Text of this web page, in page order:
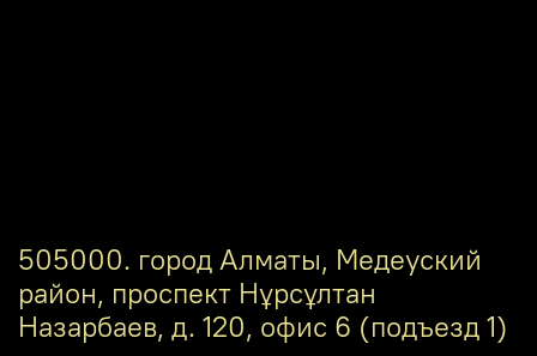
505000. город Алматы, Медеуский
район, проспект Нұрсұлтан
Назарбаев, д. 120, офис 6 (подъезд 1)